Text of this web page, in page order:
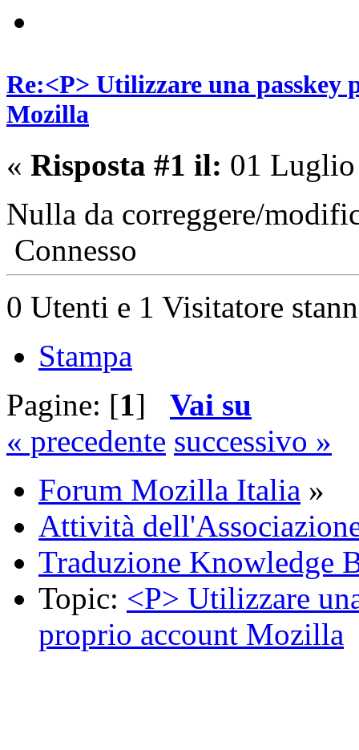
Re:<P> Utilizzare una passkey
Mozilla
« Risposta #1 il: 01
Nulla da correggere/
Connesso
0 Utenti e 1 Visitatore
Stampa
Pagine: [1] Vai su
« precedente successivo »
Forum Mozilla Italia »
Attività
Traduzione Knowledge
Topic: <P> Utilizzare
proprio account Mozilla